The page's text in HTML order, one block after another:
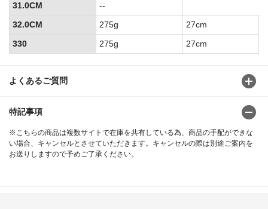
よくあるご質問
特記事項
※こちらの商品は複数サイトで在庫を共有している為、商品の手配ができな
い場合、キャンセルとさせていただきます。キャンセルの際は別途ご案内を
お送りしますので予めご了承ください。
31.0CM
--
32.0CM
275g
27cm
330
275g 27cm